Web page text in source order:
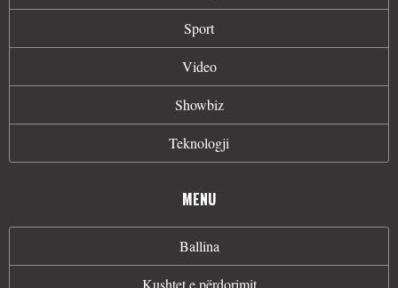
Sport
Video
Showbiz
Teknologji
MENU
Ballina
Kushtet e përdorimit